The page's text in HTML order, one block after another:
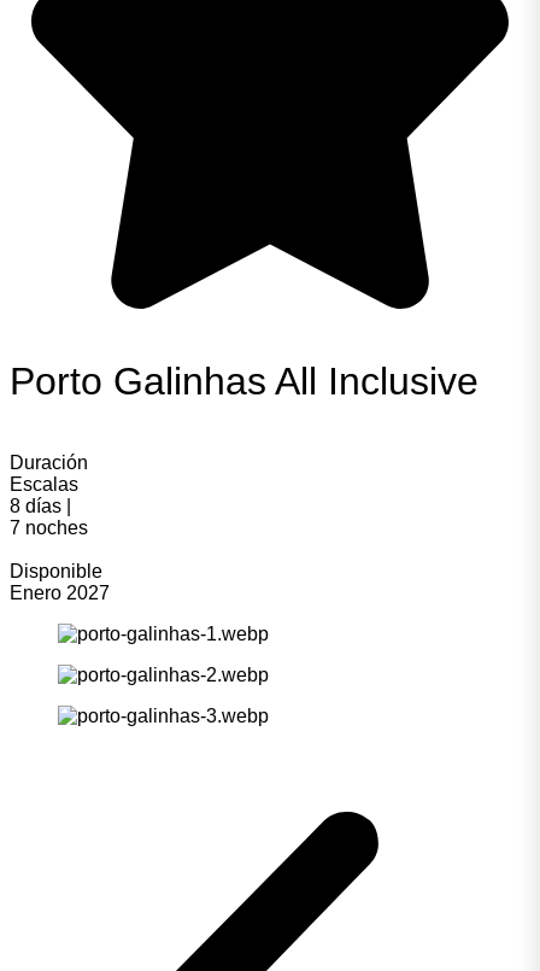
Porto Galinhas All Inclusive
Duración
Escalas
8 días |
7 noches
Disponible
Enero 2027